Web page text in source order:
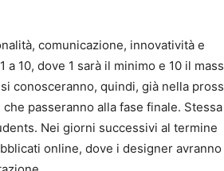
comunicazione, innovatività e
10, dove 1 sarà il minimo e 10 il
conosceranno, quindi, già nella
passeranno alla fase finale. Stessa
Nei giorni successivi al termine
online, dove i designer avranno